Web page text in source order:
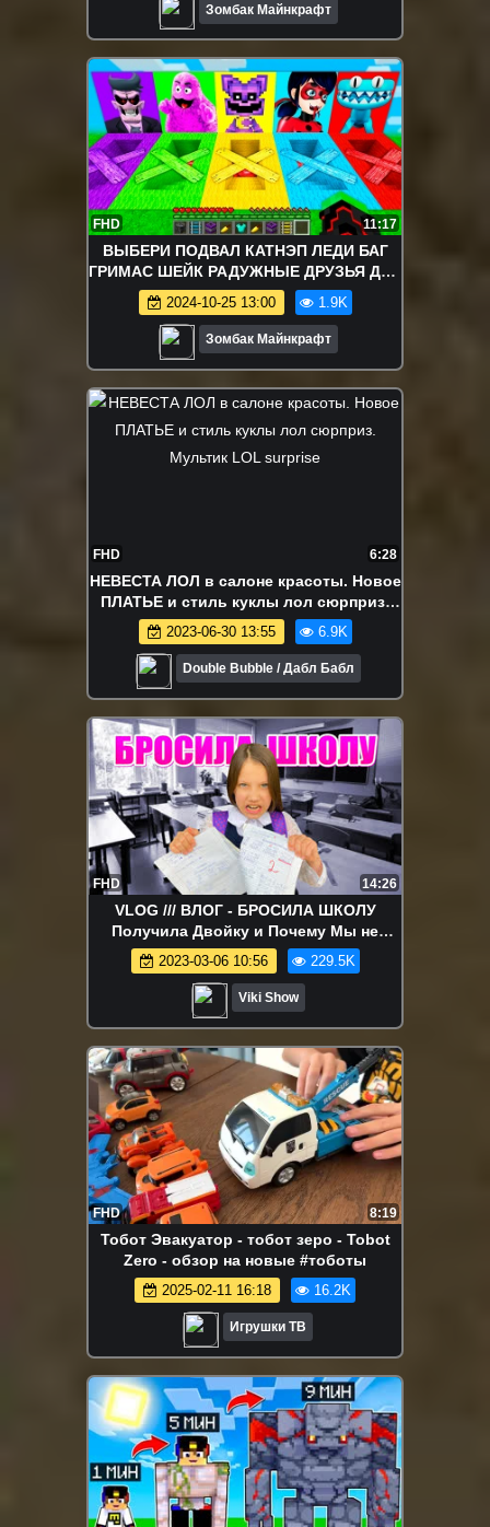
Зомбак Майнкрафт
FHD 11:17
ВЫБЕРИ ПОДВАЛ КАТНЭП ЛЕДИ БАГ
ГРИМАС ШЕЙК РАДУЖНЫЕ ДРУЗЬЯ ДЕД
В МАЙНКРАФТ ЗОМБАК
2024-10-25 13:00 1.9K
Зомбак Майнкрафт
FHD 6:28
НЕВЕСТА ЛОЛ в салоне красоты. Новое
ПЛАТЬЕ и стиль куклы лол сюрприз.
Мультик LOL surprise
2023-06-30 13:55 6.9K
Double Bubble / Дабл Бабл
FHD 14:26
VLOG /// ВЛОГ - БРОСИЛА ШКОЛУ
Получила Двойку и Почему Мы не
Можем Переехать в Дом Влог / Вики
Шоу
2023-03-06 10:56 229.5K
Viki Show
FHD 8:19
Тобот Эвакуатор - тобот зеро - Tobot
Zero - обзор на новые #тоботы
2025-02-11 16:18 16.2K
Игрушки ТВ